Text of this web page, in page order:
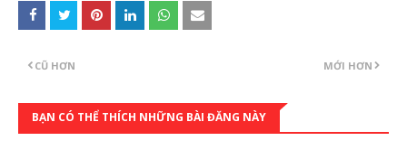
MỚI HƠN
CŨ HƠN
BẠN CÓ THỂ THÍCH NHỮNG BÀI ĐĂNG NÀY